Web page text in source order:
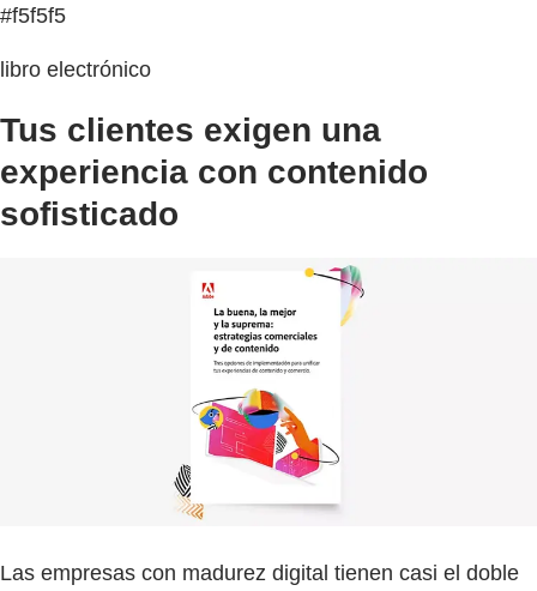
#f5f5f5
libro electrónico
Tus clientes exigen una
experiencia con contenido
sofisticado
Las empresas con madurez digital tienen casi el doble